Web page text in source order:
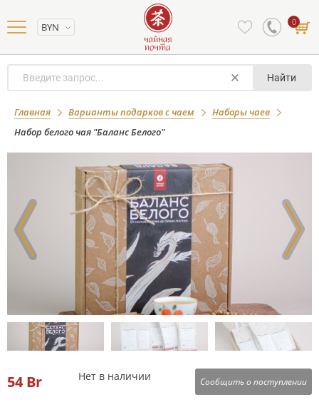
BYN 0
Найти
Главная Варианты подарков с чаем
Наборы чаев
Набор белого чая "Баланс Белого"
Набор белого чая "Баланс Белого"
54Br Нет в наличии Сообщить о поступлении